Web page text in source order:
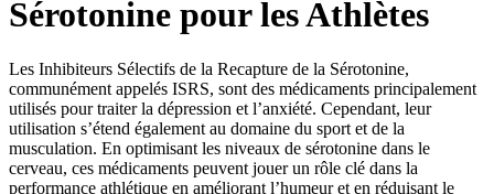
Sérotonine pour les Athlètes
Les Inhibiteurs Sélectifs de la Recapture de la Sérotonine,
communément appelés ISRS, sont des médicaments principalement
utilisés pour traiter la dépression et l’anxiété. Cependant, leur
utilisation s’étend également au domaine du sport et de la
musculation. En optimisant les niveaux de sérotonine dans le
cerveau, ces médicaments peuvent jouer un rôle clé dans la
performance athlétique en améliorant l’humeur et en réduisant le